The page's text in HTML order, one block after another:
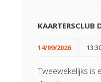
KAARTERSCLUB
14/09/2026
Tweewekelijks is